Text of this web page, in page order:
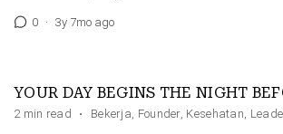
0 · 3y 7mo ago
YOUR DAY BEGINS THE NIGHT
2 min read · Bekerja, Founder, Kesehatan,